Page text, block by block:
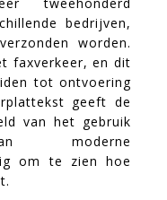
bedrijven,
worden.
faxverkeer, en dit
tot ontvoering
geeft de
van het gebruik
moderne
om te zien hoe